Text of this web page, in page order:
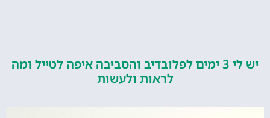
יש לי 3 ימים לפלובדיב והסביבה איפה לטייל ומה
לראות ולעשות